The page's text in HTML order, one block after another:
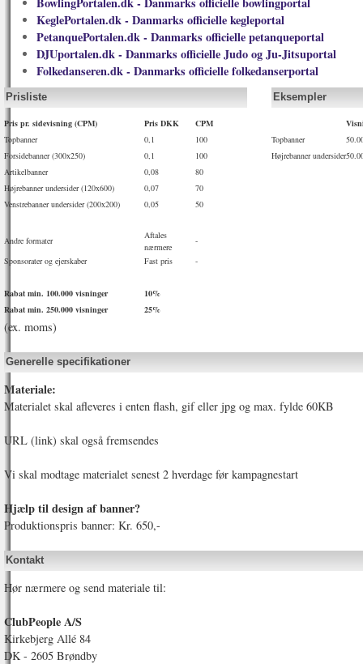
KeglePortalen.dk - Danmarks officielle kegleportal
PetanquePortalen.dk - Danmarks officielle petanqueportal
DJUportalen.dk - Danmarks officielle Judo og Ju-Jitsuportal
Folkedanseren.dk - Danmarks officielle folkedanserportal
Prisliste
Pris pr. sidevisning (CPM) Pris DKK
CPM
Topbanner
0,1
100
Forsidebanner (300x250)
0,1
100
Artikelbanner
0,08
80
Højrebanner undersider (120x600)
0,07
70
Venstrebanner undersider (200x200)
0,05 50
Andre formater
Aftales
nærmere
-
Sponsorater og ejerskaber
Fast pris -
Rabat min. 100.000 visninger
10%
Rabat min. 250.000 visninger
25%
Eksempler
Topbanner
Højrebanner undersider
(ex. moms)
Generelle specifikationer
Materiale:
Materialet skal afleveres i enten flash, gif eller jpg og max. fylde 60KB
URL (link) skal også fremsendes
Vi skal modtage materialet senest 2 hverdage før kampagnestart
Hjælp til design af banner?
Produktionspris banner: Kr. 650,-
Kontakt
Hør nærmere og send materiale til:
ClubPeople A/S
Kirkebjerg Allé 84
DK - 2605 Brøndby